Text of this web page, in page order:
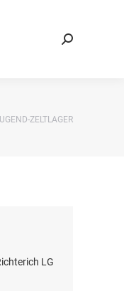
Search:
ZELTLAGER
LG